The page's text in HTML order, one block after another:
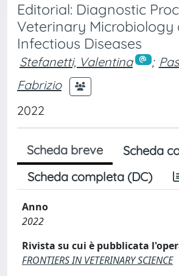
Editorial: Diagnostic
Veterinary Microbiology
Infectious Diseases
Stefanetti, Valentina ;
Fabrizio
2022
Scheda breve
Scheda
Scheda completa (DC)
Anno
2022
Rivista su cui è pubblicata
FRONTIERS IN VETERINARY SCIENCE